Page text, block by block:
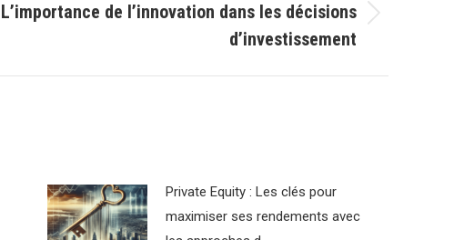
L’importance de l’innovation dans les décisions
d’investissement
Private Equity : Les clés pour
maximiser ses rendements avec